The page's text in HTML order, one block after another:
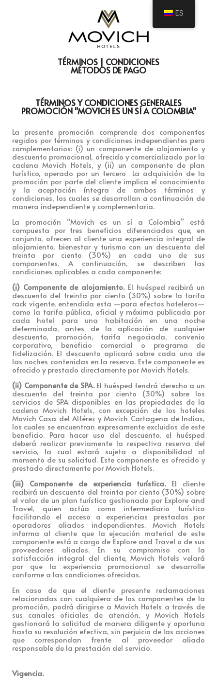
TÉRMINOS | CONDICIONES
MÉTODOS DE PAGO
TÉRMINOS Y CONDICIONES GENERALES
PROMOCIÓN "MOVICH ES UN SÍ A COLOMBIA"
La presente promoción comprende dos componentes
regidos por términos y condiciones independientes pero
complementarios: (i) un componente de alojamiento y
descuento promocional, ofrecido y comercializado por la
cadena Movich Hotels, y (ii) un componente de plan
turístico, operado por un tercero La adquisición de la
promoción por parte del cliente implica el conocimiento
y la aceptación íntegra de ambos términos y
condiciones, los cuales se desarrollan a continuación de
manera independiente y complementaria.
La promoción “Movich es un sí a Colombia” está
compuesta por tres beneficios diferenciados que, en
conjunto, ofrecen al cliente una experiencia integral de
alojamiento, bienestar y turismo con un descuento del
treinta por ciento (30%) en cada uno de sus
componentes. A continuación, se describen las
condiciones aplicables a cada componente:
(i) Componente de alojamiento.El huésped recibirá un
descuento del treinta por ciento (30%) sobre la tarifa
rack vigente, entendida esta —para efectos hoteleros—
como la tarifa pública, oficial y máxima publicada por
cada hotel para una habitación en una noche
determinada, antes de la aplicación de cualquier
descuento, promoción, tarifa negociada, convenio
corporativo, beneficio comercial o programa de
fidelización. El descuento aplicará sobre cada una de
las noches contenidas en la reserva. Este componente es
ofrecido y prestado directamente por Movich Hotels.
(ii) Componente de SPA.El huésped tendrá derecho a un
descuento del treinta por ciento (30%) sobre los
servicios de SPA disponibles en las propiedades de la
cadena Movich Hotels, con excepción de los hoteles
Movich Casa del Alférez y Movich Cartagena de Indias,
los cuales se encuentran expresamente excluidos de este
beneficio. Para hacer uso del descuento, el huésped
deberá realizar previamente la respectiva reserva del
servicio, la cual estará sujeta a disponibilidad al
momento de su solicitud. Este componente es ofrecido y
prestado directamente por Movich Hotels.
(iii) Componente de experiencia turística.El cliente
recibirá un descuento del treinta por ciento (30%) sobre
el valor de un plan turístico gestionado por Explore and
Travel, quien actúa como intermediario turístico
facilitando el acceso a experiencias prestadas por
operadores aliados independientes. Movich Hotels
informa al cliente que la ejecución material de este
componente está a cargo de Explore and Travel o de sus
proveedores aliados. En su compromiso con la
satisfacción integral del cliente, Movich Hotels velará
por que la experiencia promocional se desarrolle
conforme a las condiciones ofrecidas.
En caso de que el cliente presente reclamaciones
relacionadas con cualquiera de los componentes de la
promoción, podrá dirigirse a Movich Hotels a través de
sus canales oficiales de atención, y Movich Hotels
gestionará la solicitud de manera diligente y oportuna
hasta su resolución efectiva, sin perjuicio de las acciones
que correspondan frente al proveedor aliado
responsable de la prestación del servicio.
Vigencia.
ES